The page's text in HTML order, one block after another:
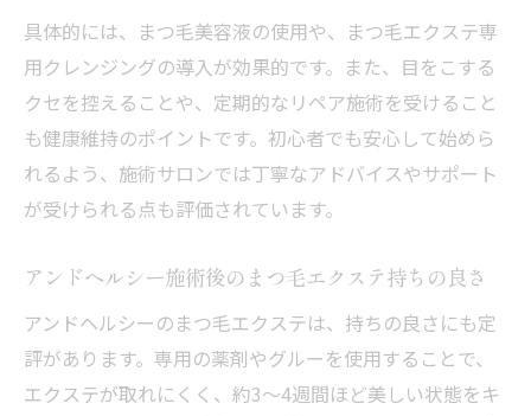
具体的には、まつ毛美容液の使用や、まつ毛エクステ専
用クレンジングの導入が効果的です。また、目をこする
クセを控えることや、定期的なリペア施術を受けること
も健康維持のポイントです。初心者でも安心して始めら
れるよう、施術サロンでは丁寧なアドバイスやサポート
が受けられる点も評価されています。
アンドヘルシー施術後のまつ毛エクステ持ちの良さ
アンドヘルシーのまつ毛エクステは、持ちの良さにも定
評があります。専用の薬剤やグルーを使用することで、
エクステが取れにくく、約3～4週間ほど美しい状態をキ